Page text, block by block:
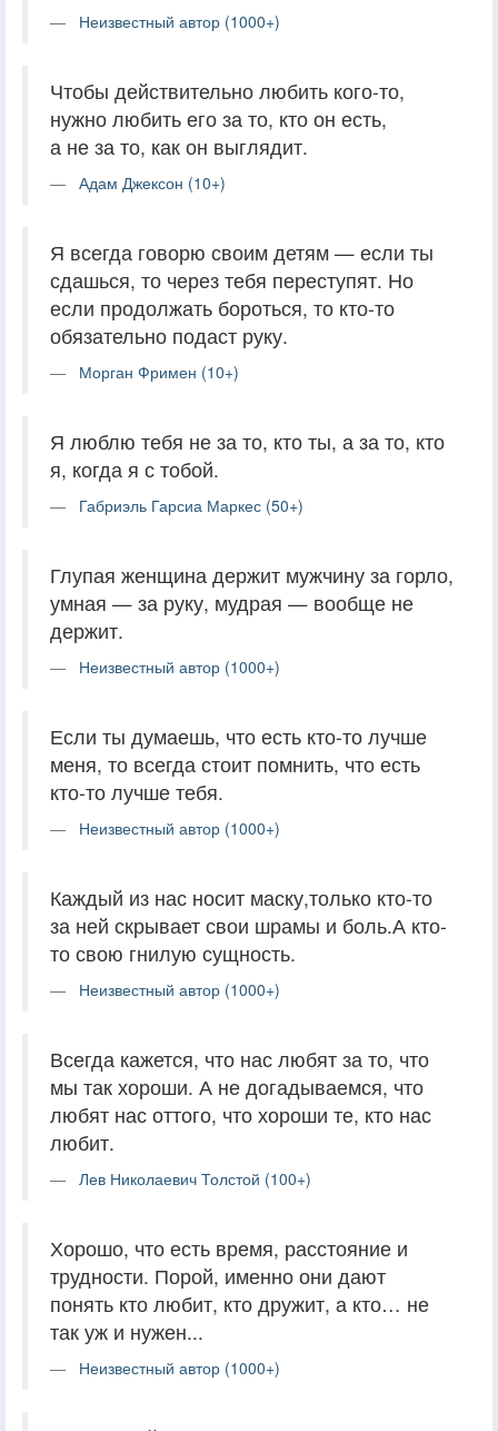
Неизвестный автор (1000+)
Чтобы действительно любить кого-то,
нужно любить его за то, кто он есть,
а не за то, как он выглядит.
Адам Джексон (10+)
Я всегда говорю своим детям — если ты
сдашься, то через тебя переступят. Но
если продолжать бороться, то кто-то
обязательно подаст руку.
Морган Фримен (10+)
Я люблю тебя не за то, кто ты, а за то, кто
я, когда я с тобой.
Габриэль Гарсиа Маркес (50+)
Глупая женщина держит мужчину за горло,
умная — за руку, мудрая — вообще не
держит.
Неизвестный автор (1000+)
Если ты думаешь, что есть кто-то лучше
меня, то всегда стоит помнить, что есть
кто-то лучше тебя.
Неизвестный автор (1000+)
Каждый из нас носит маску,только кто-то
за ней скрывает свои шрамы и боль.А кто-
то свою гнилую сущность.
Неизвестный автор (1000+)
Всегда кажется, что нас любят за то, что
мы так хороши. А не догадываемся, что
любят нас оттого, что хороши те, кто нас
любит.
Лев Николаевич Толстой (100+)
Хорошо, что есть время, расстояние и
трудности. Порой, именно они дают
понять кто любит, кто дружит, а кто… не
так уж и нужен...
Неизвестный автор (1000+)